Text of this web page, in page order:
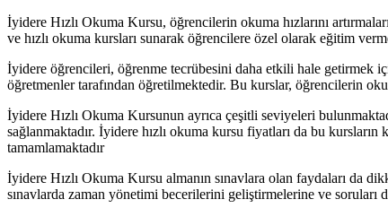
İyidere Hızlı Okuma Kursu, öğrencilerin okuma hızlarını
ve hızlı okuma kursları sunarak öğrencilere özel olarak eğitim
İyidere öğrencileri, öğrenme tecrübesini daha etkili hale getirmek
öğretmenler tarafından öğretilmektedir. Bu kurslar, öğrencilerin
İyidere Hızlı Okuma Kursunun ayrıca çeşitli seviyeleri
sağlanmaktadır. İyidere hızlı okuma kursu fiyatları da bu
tamamlamaktadır
İyidere Hızlı Okuma Kursu almanın sınavlara olan faydaları da
sınavlarda zaman yönetimi becerilerini geliştirmelerine ve soruları